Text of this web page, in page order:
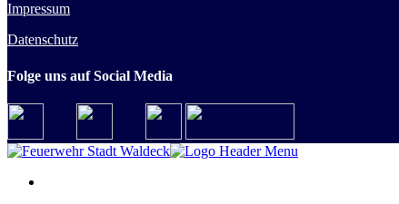
Impressum
Datenschutz
Folge uns auf Social Media